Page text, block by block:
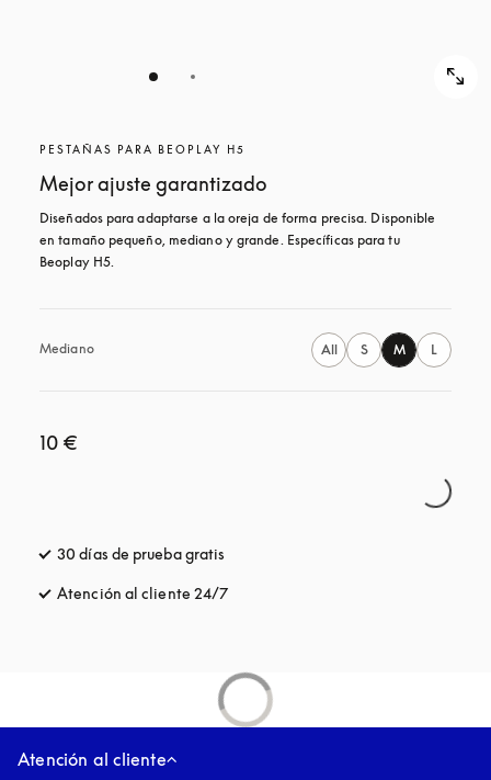
PESTAÑAS PARA BEOPLAY H5
Mejor ajuste garantizado
Diseñados para adaptarse a la oreja de forma precisa. Disponible
en tamaño pequeño, mediano y grande. Específicas para tu
Beoplay H5.
Mediano All S M L
10 €
30 días de prueba gratis
Atención al cliente 24/7
Atención al cliente